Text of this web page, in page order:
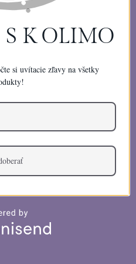
—
S K OLIMO
si uvítacie zľavy na všetky